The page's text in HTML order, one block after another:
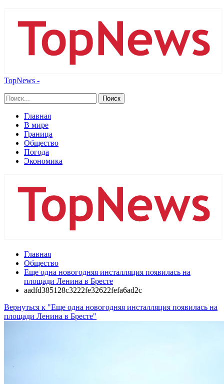
TopNews -
Главная
В мире
Граница
Общество
Погода
Экономика
Главная
Общество
Еще одна новогодняя инсталляция появилась на
площади Ленина в Бресте
aadfd385128c3222fe32622fefa6ad2c
Вернуться к "Еще одна новогодняя инсталляция появилась на
площади Ленина в Бресте"